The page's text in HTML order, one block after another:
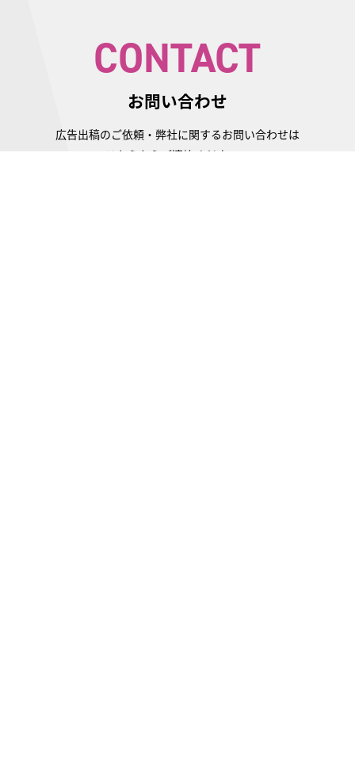
CONTACT
お問い合わせ
広告出稿のご依頼・弊社に関するお問い合わせは
こちらからご連絡ください。